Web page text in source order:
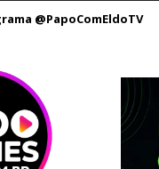
@PapoComEldoTV